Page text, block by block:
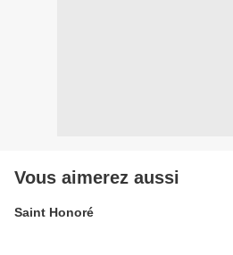
Vous aimerez aussi
Saint Honoré